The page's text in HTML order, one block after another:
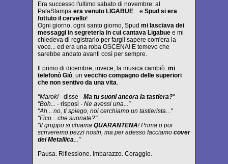
Era successo l'ultimo sabato di novembre: al
PalaStampa era venuto LIGABUE... e Spud si era
fottuto il cervello!
Ogni giorno, ogni santo giorno, Spud mi lasciava dei
messaggi in segreteria in cui cantava Ligabue e mi
chiedeva di registrarlo per fargli sapere com'era la
voce... ed era una roba OSCENA! E temevo che
sarebbe andato avanti così per sempre.
Il primo di dicembre, invece, la musica cambiò: mi
telefonò Giò, un vecchio compagno delle superiori
che non sentivo da una vita.
"Marok! - disse - Ma tu suoni ancora la tastiera?"
"Boh... - risposi - Ne avessi una..."
"Ah... no, ti spiego, noi cerchiamo un tastierista..."
"Fico... che suonate?"
"Il gruppo si chiama QUARANTENA! Prima o poi
scriveremo pezzi nostri, ma per adesso facciamo cover
dei Metallica..."
Pausa. Riflessione. Imbarazzo. Coraggio.